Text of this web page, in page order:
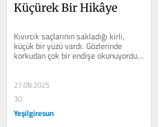
Küçürek Bir Hikâye
Kıvırcık saçlarının sakladığı kirli,
küçük bir yüzü vardı. Gözlerinde
korkudan çok bir endişe okunuyordu.
Adımları ne telaşlı...
27.08.2025
30
Yeşilgiresun